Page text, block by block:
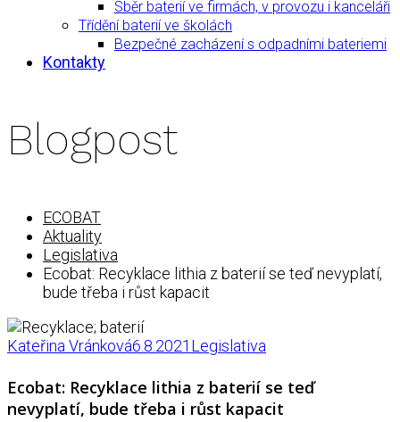
Sběr baterií ve firmách, v provozu i kanceláři
Třídění baterií ve školách
Bezpečné zacházení s odpadními bateriemi
Kontakty
Blogpost
ECOBAT
Aktuality
Legislativa
Ecobat: Recyklace lithia z baterií se teď nevyplatí,
bude třeba i růst kapacit
Kateřina Vránková6.8.2021 Legislativa
Ecobat: Recyklace lithia z baterií se teď
nevyplatí, bude třeba i růst kapacit